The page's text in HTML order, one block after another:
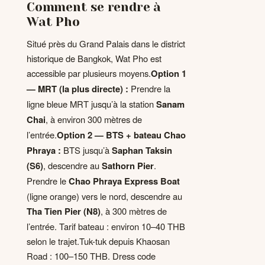
Comment se rendre à
Wat Pho
Situé près du Grand Palais dans le district
historique de Bangkok, Wat Pho est
accessible par plusieurs moyens.Option 1
— MRT (la plus directe) : Prendre la
ligne bleue MRT jusqu’à la stationSanam
Chai, à environ 300 mètres de
l’entrée.Option 2 — BTS + bateau Chao
Phraya : BTS jusqu’àSaphan Taksin
(S6), descendre auSathorn Pier.
Prendre leChao Phraya Express Boat
(ligne orange) vers le nord, descendre au
Tha Tien Pier (N8), à 300 mètres de
l’entrée. Tarif bateau : environ 10–40 THB
selon le trajet.Tuk-tuk depuis Khaosan
Road : 100–150 THB. Dress code